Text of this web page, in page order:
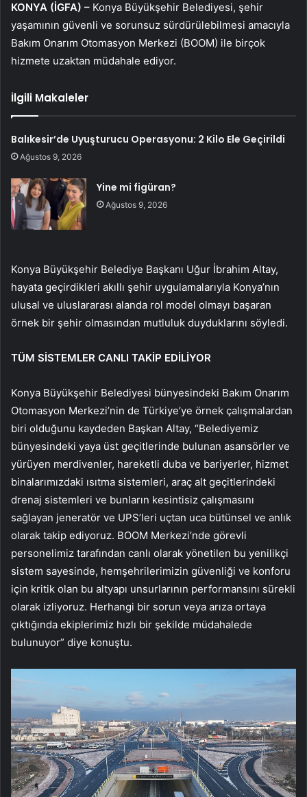
KONYA (İGFA) – Konya Büyükşehir Belediyesi, şehir
yaşamının güvenli ve sorunsuz sürdürülebilmesi amacıyla
Bakım Onarım Otomasyon Merkezi (BOOM) ile birçok
hizmete uzaktan müdahale ediyor.
İlgili Makaleler
Balıkesir’de Uyuşturucu Operasyonu: 2 Kilo Ele Geçirildi
Ağustos 9, 2026
Yine mi figüran?
Ağustos 9, 2026
Konya Büyükşehir Belediye Başkanı Uğur İbrahim Altay,
hayata geçirdikleri akıllı şehir uygulamalarıyla Konya’nın
ulusal ve uluslararası alanda rol model olmayı başaran
örnek bir şehir olmasından mutluluk duyduklarını söyledi.
TÜM SİSTEMLER CANLI TAKİP EDİLİYOR
Konya Büyükşehir Belediyesi bünyesindeki Bakım Onarım
Otomasyon Merkezi’nin de Türkiye’ye örnek çalışmalardan
biri olduğunu kaydeden Başkan Altay, “Belediyemiz
bünyesindeki yaya üst geçitlerinde bulunan asansörler ve
yürüyen merdivenler, hareketli duba ve bariyerler, hizmet
binalarımızdaki ısıtma sistemleri, araç alt geçitlerindeki
drenaj sistemleri ve bunların kesintisiz çalışmasını
sağlayan jeneratör ve UPS’leri uçtan uca bütünsel ve anlık
olarak takip ediyoruz. BOOM Merkezi’nde görevli
personelimiz tarafından canlı olarak yönetilen bu yenilikçi
sistem sayesinde, hemşehrilerimizin güvenliği ve konforu
için kritik olan bu altyapı unsurlarının performansını sürekli
olarak izliyoruz. Herhangi bir sorun veya arıza ortaya
çıktığında ekiplerimiz hızlı bir şekilde müdahalede
bulunuyor” diye konuştu.